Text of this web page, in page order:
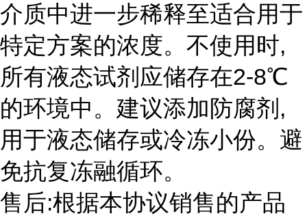
介质中进一步稀释至适合用于
特定方案的浓度。不使用时,
所有液态试剂应储存在2-8℃
的环境中。建议添加防腐剂,
用于液态储存或冷冻小份。避
免抗复冻融循环。
售后:根据本协议销售的产品